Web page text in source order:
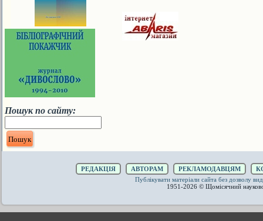
Пошук по сайту:
РЕДАКЦІЯ АВТОРАМ РЕКЛАМОДАВЦЯМ
Публікувати матеріали сайта без дозволу
1951-2026 © Щомісячний